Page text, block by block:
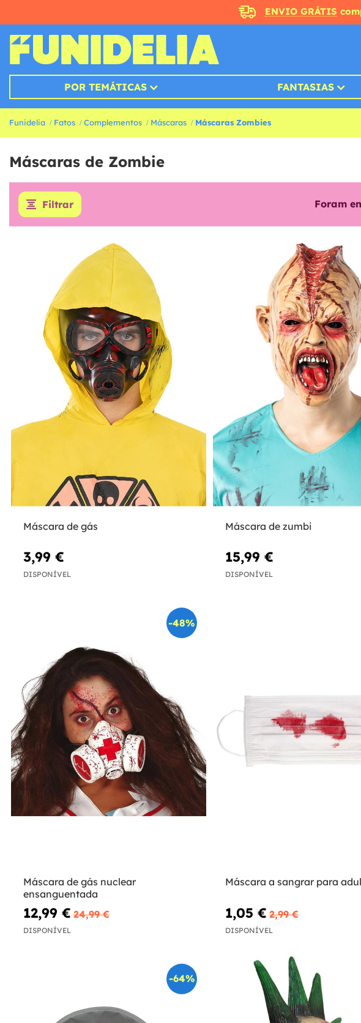
ENVIO GRÁTIS
POR TEMÁTICAS FANTASIAS
Funidelia Fatos Complementos Máscaras Máscaras Zombies
Máscaras de Zombie
Filtrar Foram
Máscara de gás
3,99 €
DISPONÍVEL
Máscara de zumbi
15,99 €
DISPONÍVEL
-48%
Máscara de gás nuclear
ensanguentada
12,99 € 24,99 €
DISPONÍVEL
Máscara a sangrar para
1,05 € 2,99 €
DISPONÍVEL
-64%